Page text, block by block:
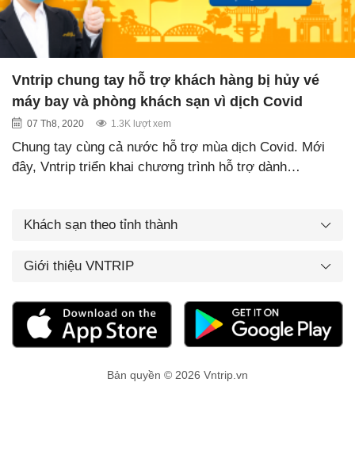
Vntrip chung tay hỗ trợ khách hàng bị hủy vé
máy bay và phòng khách sạn vì dịch Covid
07 Th8, 2020 1.3K lượt xem
Chung tay cùng cả nước hỗ trợ mùa dịch Covid. Mới
đây, Vntrip triển khai chương trình hỗ trợ dành…
Khách sạn theo tỉnh thành
Giới thiệu VNTRIP
Bản quyền © 2026 Vntrip.vn